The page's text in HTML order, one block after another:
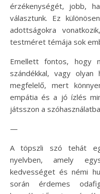
érzékenységét, jobb,
választunk. Ez
adottságokra
testméret témája sok
Emellett fontos, hogy
szándékkal, vagy
megfelelő, mert
empátia és a jó ízlés
játsszon a
—
A töpszli szó tehát
nyelvben, amely
kedvességet és némi
során érdemes